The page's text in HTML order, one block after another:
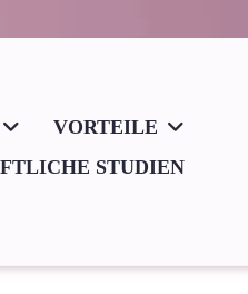
VORTEILE
STUDIEN